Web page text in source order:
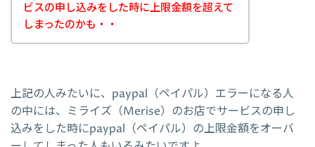
ビスの申し込みをした時に上限金額を超えて
しまったのかも・・
上記の人みたいに、paypal（ペイパル）エラーになる人
の中には、ミライズ（Merise）のお店でサービスの申し
込みをした時にpaypal（ペイパル）の上限金額をオーバ